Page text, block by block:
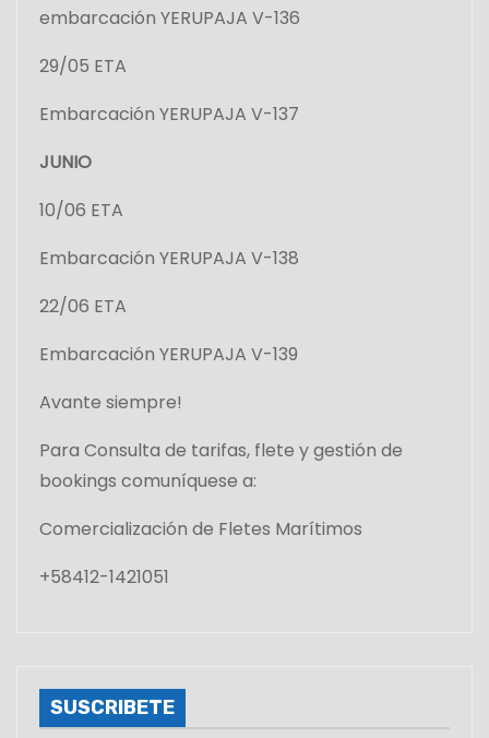
n
t
embarcación YERUPAJA V-136
29/05 ETA
Embarcación YERUPAJA V-137
JUNIO
10/06 ETA
Embarcación YERUPAJA V-138
22/06 ETA
Embarcación YERUPAJA V-139
Avante siempre!
Para Consulta de tarifas, flete y gestión de
bookings comuníquese a:
Comercialización de Fletes Marítimos
+58412-1421051
SUSCRIBETE